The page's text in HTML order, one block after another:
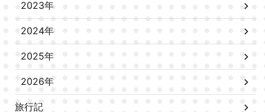
2023年
2024年
2025年
2026年
旅行記